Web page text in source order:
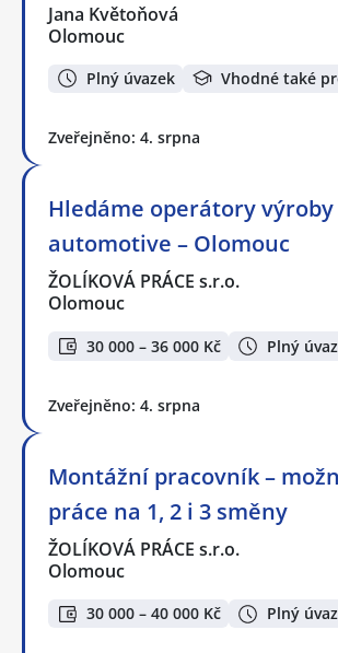
Jana Květoňová
Olomouc
Plný úvazek Vhodné také
Zveřejněno: 4. srpna
Hledáme operátory výroby
automotive – Olomouc
ŽOLÍKOVÁ PRÁCE s.r.o.
Olomouc
30 000 – 36 000 Kč Plný
Zveřejněno: 4. srpna
Montážní pracovník –
práce na 1, 2 i 3 směny
ŽOLÍKOVÁ PRÁCE s.r.o.
Olomouc
30 000 – 40 000 Kč Plný